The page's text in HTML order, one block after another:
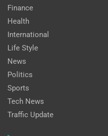
Finance
Health
International
Life Style
News
Politics
Sports
Tech News
Traffic Update